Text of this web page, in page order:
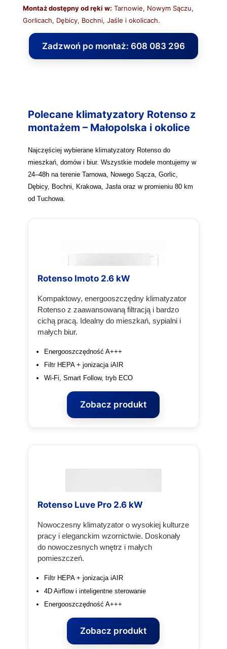
Montaż dostępny od ręki w: Tarnowie, Nowym Sączu,
Gorlicach, Dębicy, Bochni, Jaśle i okolicach.
Zadzwoń po montaż: 608 083 296
Polecane klimatyzatory Rotenso z
montażem – Małopolska i okolice
Najczęściej wybierane klimatyzatory Rotenso do
mieszkań, domów i biur. Wszystkie modele montujemy w
24–48h na terenie Tarnowa, Nowego Sącza, Gorlic,
Dębicy, Bochni, Krakowa, Jasła oraz w promieniu 80 km
od Tuchowa.
Rotenso Imoto 2.6 kW
Kompaktowy, energooszczędny klimatyzator
Rotenso z zaawansowaną filtracją i bardzo
cichą pracą. Idealny do mieszkań, sypialni i
małych biur.
Energooszczędność A+++
Filtr HEPA + jonizacja iAIR
Wi‑Fi, Smart Follow, tryb ECO
Zobacz produkt
Rotenso Luve Pro 2.6 kW
Nowoczesny klimatyzator o wysokiej kulturze
pracy i eleganckim wzornictwie. Doskonały
do nowoczesnych wnętrz i małych
pomieszczeń.
Filtr HEPA + jonizacja iAIR
4D Airflow i inteligentne sterowanie
Energooszczędność A+++
Zobacz produkt